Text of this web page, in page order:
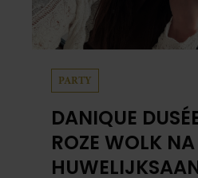
PARTY
DANIQUE
ROZE WOLK NA